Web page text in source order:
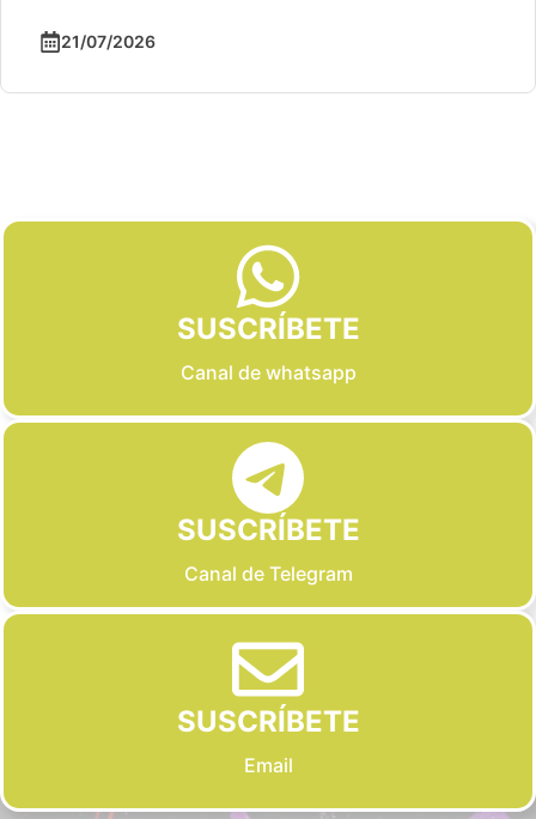
21/07/2026
SUSCRÍBETE
Canal de whatsapp
SUSCRÍBETE
Canal de Telegram
SUSCRÍBETE
Email